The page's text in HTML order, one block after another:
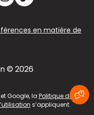
en matière de
© 2026
Google, la Politique de
s’appliquent.